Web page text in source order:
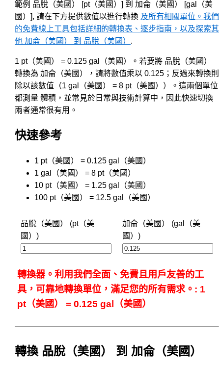
範例 品脫（美國） [pt（美國）] 到 加侖（美國） [gal（美
國）], 請在下方提供數值以進行轉換 及所有相關單位。我們
的免費線上工具包括詳細的轉換表、逐步指南，以及探索其
他 加侖（美國） 到 品脫（美國） .
1 pt（美國） = 0.125 gal（美國）。若要將 品脫（美國）
轉換為 加侖（美國），請將數值乘以 0.125；反過來轉換則
除以該數值（1 gal（美國） = 8 pt（美國））。這兩個單位
都測量 體積，並常見於日常與技術計算中，因此快速切換
兩者通常很有用。
快速參考
1 pt（美國） = 0.125 gal（美國）
1 gal（美國） = 8 pt（美國）
10 pt（美國） = 1.25 gal（美國）
100 pt（美國） = 12.5 gal（美國）
品脫（美國） (pt（美
國）)
加侖（美國） (gal（美
國）)
轉換器。利用我們全面、免費且用戶友善的工
具，可靠地轉換單位，滿足您的所有需求。: 1
pt（美國） = 0.125 gal（美國）
轉換 品脫（美國） 到 加侖（美國）